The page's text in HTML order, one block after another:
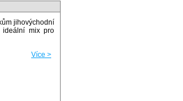
jihovýchodní
ideální mix pro
Více >